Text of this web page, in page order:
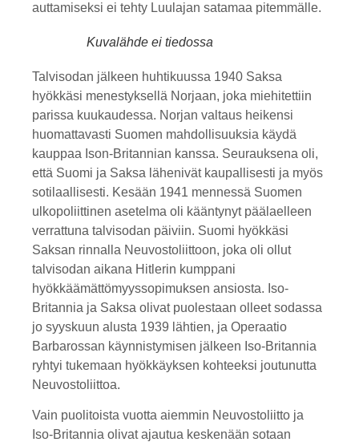
auttamiseksi ei tehty Luulajan satamaa pitemmälle.
Kuvalähde ei tiedossa
Talvisodan jälkeen huhtikuussa 1940 Saksa
hyökkäsi menestyksellä Norjaan, joka miehitettiin
parissa kuukaudessa. Norjan valtaus heikensi
huomattavasti Suomen mahdollisuuksia käydä
kauppaa Ison-Britannian kanssa. Seurauksena oli,
että Suomi ja Saksa lähenivät kaupallisesti ja myös
sotilaallisesti. Kesään 1941 mennessä Suomen
ulkopoliittinen asetelma oli kääntynyt päälaelleen
verrattuna talvisodan päiviin. Suomi hyökkäsi
Saksan rinnalla Neuvostoliittoon, joka oli ollut
talvisodan aikana Hitlerin kumppani
hyökkäämättömyyssopimuksen ansiosta. Iso-
Britannia ja Saksa olivat puolestaan olleet sodassa
jo syyskuun alusta 1939 lähtien, ja Operaatio
Barbarossan käynnistymisen jälkeen Iso-Britannia
ryhtyi tukemaan hyökkäyksen kohteeksi joutunutta
Neuvostoliittoa.
Vain puolitoista vuotta aiemmin Neuvostoliitto ja
Iso-Britannia olivat ajautua keskenään sotaan